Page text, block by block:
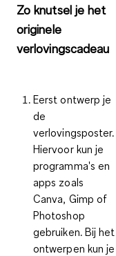
Zo knutsel je het
originele
verlovingscadeau
Eerst ontwerp je
de
verlovingsposter.
Hiervoor kun je
programma's en
apps zoals
Canva, Gimp of
Photoshop
gebruiken. Bij het
ontwerpen kun je